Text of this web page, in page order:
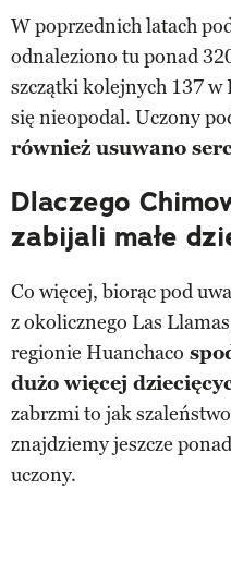
W poprzednich latach
odnaleziono tu ponad
szczątki kolejnych 137 w
się nieopodal. Uczony
również usuwano
Dlaczego
zabijali małe
Co więcej, biorąc pod
z okolicznego Las
regionie Huanchaco
dużo więcej
zabrzmi to jak
znajdziemy jeszcze
uczony.